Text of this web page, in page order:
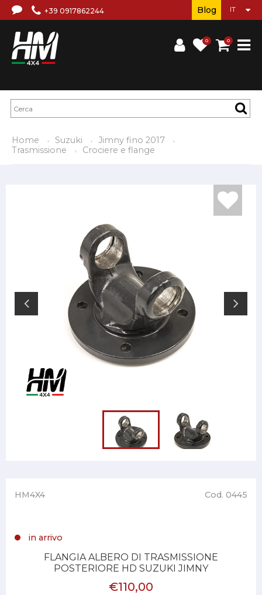
+39 0917862244
0 0
Blog
Home Suzuki
Jimny fino 2017
Trasmissione
Crociere e flange
HM4X4 Cod. 0445
in arrivo
FLANGIA ALBERO DI TRASMISSIONE
POSTERIORE HD SUZUKI JIMNY
€110,00